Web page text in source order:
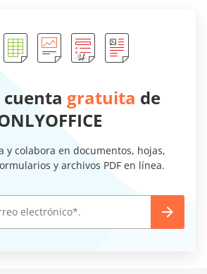
cuenta gratuita de
y colabora en documentos, hojas,
y archivos PDF en línea.